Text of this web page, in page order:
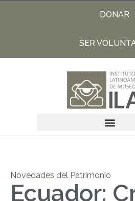
DONAR
SER
Novedades del Patrimonio
Ecuador: